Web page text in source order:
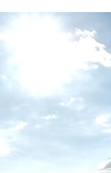
STATEMENT
TERMS &
RECRUITMENT